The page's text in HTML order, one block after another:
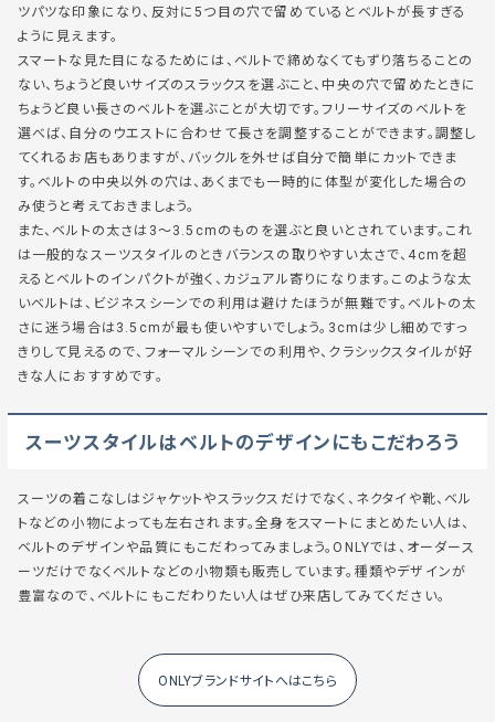
ツパツな印象になり、反対に5つ目の穴で留めているとベルトが長すぎる
ように見えます。
スマートな見た目になるためには、ベルトで締めなくてもずり落ちることの
ない、ちょうど良いサイズのスラックスを選ぶこと、中央の穴で留めたときに
ちょうど良い長さのベルトを選ぶことが大切です。フリーサイズのベルトを
選べば、自分のウエストに合わせて長さを調整することができます。調整し
てくれるお店もありますが、バックルを外せば自分で簡単にカットできま
す。ベルトの中央以外の穴は、あくまでも一時的に体型が変化した場合の
み使うと考えておきましょう。
また、ベルトの太さは3～3.5cmのものを選ぶと良いとされています。これ
は一般的なスーツスタイルのときバランスの取りやすい太さで、4cmを超
えるとベルトのインパクトが強く、カジュアル寄りになります。このような太
いベルトは、ビジネスシーンでの利用は避けたほうが無難です。ベルトの太
さに迷う場合は3.5cmが最も使いやすいでしょう。3cmは少し細めですっ
きりして見えるので、フォーマルシーンでの利用や、クラシックスタイルが好
きな人におすすめです。
スーツスタイルはベルトのデザインにもこだわろう
スーツの着こなしはジャケットやスラックスだけでなく、ネクタイや靴、ベル
トなどの小物によっても左右されます。全身をスマートにまとめたい人は、
ベルトのデザインや品質にもこだわってみましょう。ONLYでは、オーダース
ーツだけでなくベルトなどの小物類も販売しています。種類やデザインが
豊富なので、ベルトにもこだわりたい人はぜひ来店してみてください。
ONLYブランドサイトへはこちら